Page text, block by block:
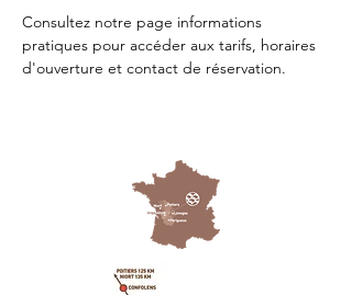
Consultez notre page informations
pratiques pour accéder aux tarifs, horaires
d'ouverture et contact de réservation.